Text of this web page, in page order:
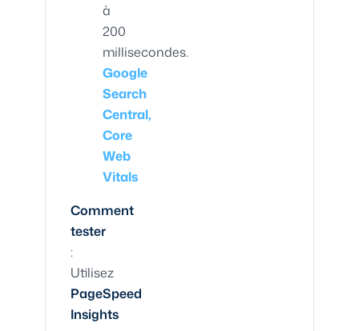
à
200
millisecondes.
Google
Search
Central,
Core
Web
Vitals
Comment
tester
:
Utilisez
PageSpeed
Insights